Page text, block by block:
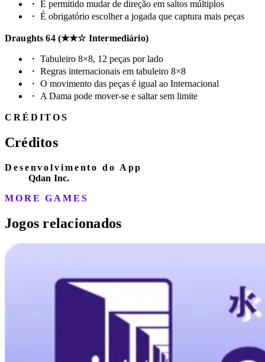
・ É permitido mudar de direção em saltos múltiplos
・ É obrigatório escolher a jogada que captura mais peças
Draughts 64 (★★☆ Intermediário)
・ Tabuleiro 8×8, 12 peças por lado
・ Regras internacionais em tabuleiro 8×8
・ O movimento das peças é igual ao Internacional
・
A Dama pode mover-se e saltar sem limite
CRÉDITOS
Créditos
Desenvolvimento do App
Qdan Inc.
MORE GAMES
Jogos relacionados